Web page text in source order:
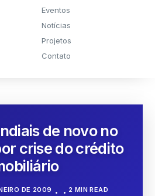
Eventos
Notícias
Projetos
Contato
de novo no
crise do crédito
DE 2009 2 MIN READ